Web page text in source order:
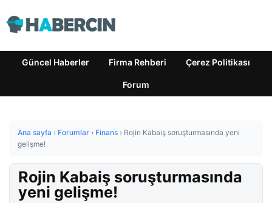
Güncel Haberler Firma Rehberi Çerez Politikası
Forum
Ana sayfa › Forumlar › Finans › Rojin Kabaiş soruşturmasında yeni
gelişme!
Rojin Kabaiş soruşturmasında
yeni gelişme!